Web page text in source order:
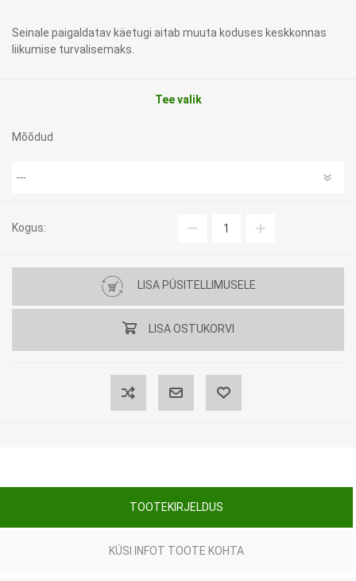
Seinale paigaldatav käetugi aitab muuta koduses keskkonnas
liikumise turvalisemaks.
Tee valik
Mõõdud
Kogus:
LISA PÜSITELLIMUSELE
LISA OSTUKORVI
TOOTEKIRJELDUS
KÜSI INFOT TOOTE KOHTA